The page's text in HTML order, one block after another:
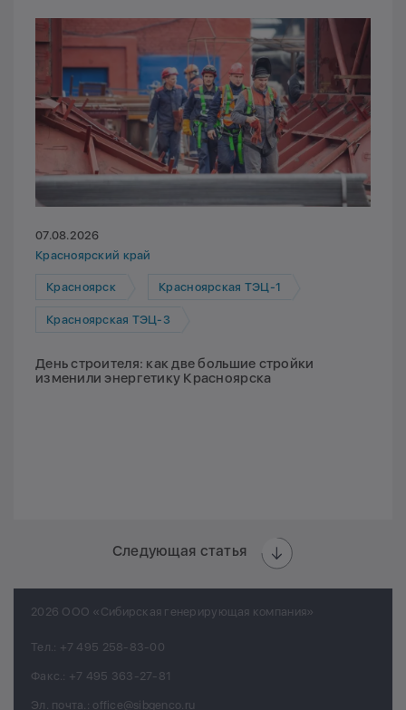
07.08.2026
Красноярский край
Красноярск Красноярская ТЭЦ-1
Красноярская ТЭЦ-3
День строителя: как две большие стройки
изменили энергетику Красноярска
Следующая статья
2026 ООО «Сибирская генерирующая компания»
Тел.: +7 495 258-83-00
Факс.: +7 495 363-27-81
Эл. почта.: office@sibgenco.ru